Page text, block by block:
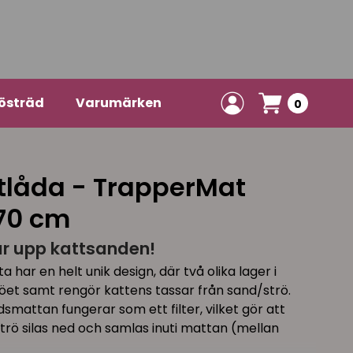
Varumärken 0
- TrapperMat
cm
upp kattsanden!
har en helt unik design, där två olika lager i
samt rengör kattens tassar från sand/strö.
fungerar som ett filter, vilket gör att
silas ned och samlas inuti mattan (mellan